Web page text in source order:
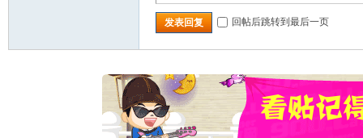
发表回复 回帖后跳转到最后一页